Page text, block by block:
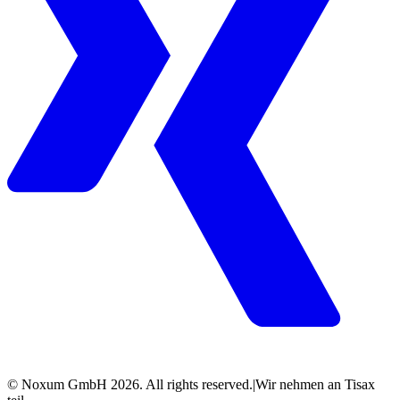
© Noxum GmbH 2026. All rights reserved.|Wir nehmen an Tisax